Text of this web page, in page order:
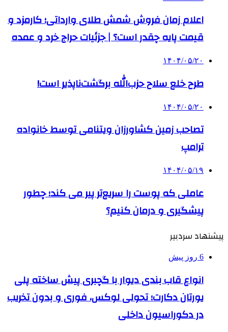
اعلام زمان فروش شمش طلای وارداتی؛ کارمزد و
قیمت پایه چقدر است؟ | جزئیات حراج خرد و عمده
۱۴۰۴/۰۵/۲۰
طرح خلع سلاح حزب‌الله برگشت‌ناپذیر است!
۱۴۰۴/۰۵/۲۰
تصاحب زمین کشاورزان ویتنامی توسط خانواده
ترامپ
۱۴۰۴/۰۵/۱۹
عاملی که پوست را سریع‌تر پیر می کند؛ چطور
پیشگیری و درمان کنیم؟
پیشنهاد سردبیر
6 روز پیش
انواع قاب بندی دیوار با گچبری پیش ساخته پلی
یورتان دکارت؛ تحولی لوکس، فوری و بدون تخریب
در دکوراسیون داخلی